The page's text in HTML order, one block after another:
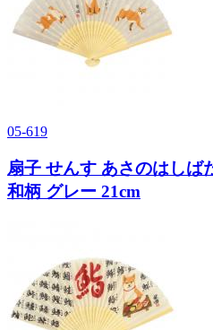
05-619
扇子 せんす あさのはしば
和柄 グレー 21cm